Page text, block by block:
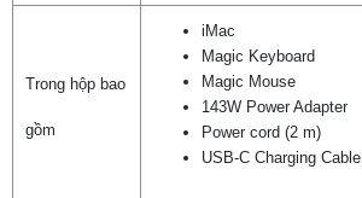
Trong hộp bao
gồm
iMac
Magic Keyboard
Magic Mouse
143W Power Adapter
Power cord (2 m)
USB‑C Charging Cable